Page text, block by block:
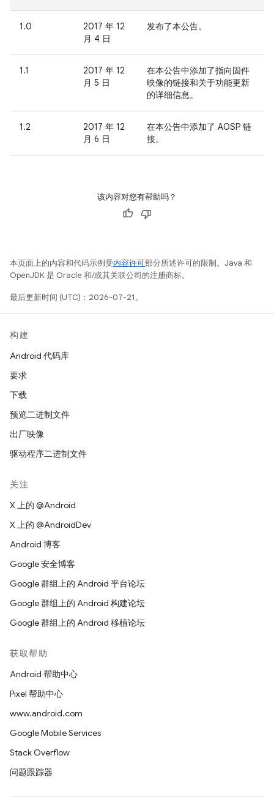
1.0
2017 年 12
月 4 日
发布了本公告。
1.1
2017 年 12
月 5 日
在本公告中添加了指向固件
映像的链接和关于功能更新
的详细信息。
1.2
2017 年 12
月 6 日
在本公告中添加了 AOSP 链
接。
该内容对您有帮助吗？
本页面上的内容和代码示例受内容许可部分所述许可的限制。Java 和
OpenJDK 是 Oracle 和/或其关联公司的注册商标。
最后更新时间 (UTC)：2026-07-21。
构建
Android 代码库
要求
下载
预览二进制文件
出厂映像
驱动程序二进制文件
关注
X 上的 @Android
X 上的 @AndroidDev
Android 博客
Google 安全博客
Google 群组上的 Android 平台论坛
Google 群组上的 Android 构建论坛
Google 群组上的 Android 移植论坛
获取帮助
Android 帮助中心
Pixel 帮助中心
www.android.com
Google Mobile Services
Stack Overflow
问题跟踪器